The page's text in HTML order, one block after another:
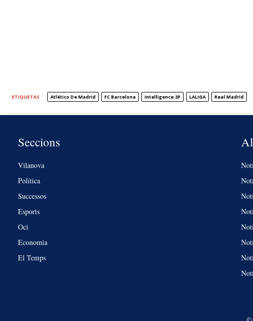
ETIQUETAS Atlético De Madrid FC Barcelona Intelligence 2P LALIGA Real Madrid
Seccions
Vilanova
Política
Successos
Esports
Oci
Economia
El Temps